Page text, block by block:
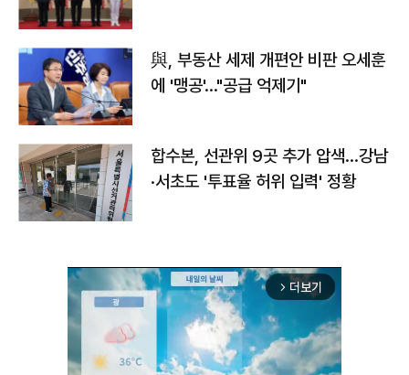
與, 부동산 세제 개편안 비판 오세훈
에 '맹공'…"공급 억제기"
합수본, 선관위 9곳 추가 압색…강남
·서초도 '투표율 허위 입력' 정황
arrow_forward_ios 더보기